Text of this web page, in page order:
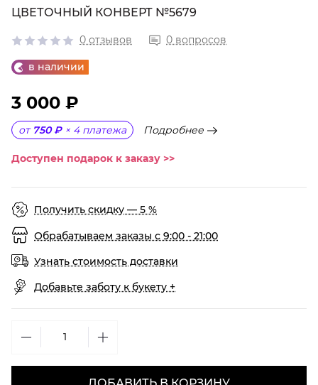
ЦВЕТОЧНЫЙ КОНВЕРТ №5679
0 отзывов 0 вопросов
в наличии
3 000 ₽
от 750 ₽ × 4 платежа Подробнее
Доступен подарок к заказу >>
Получить скидку — 5 %
Обрабатываем заказы с 9:00 - 21:00
Узнать стоимость доставки
Добавьте заботу к букету +